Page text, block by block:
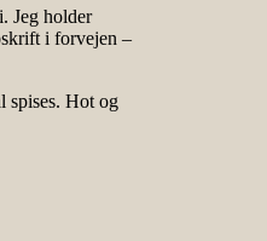
Jeg holder
i forvejen –
spises. Hot og